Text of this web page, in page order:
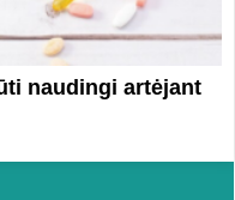
naudingi artėjant